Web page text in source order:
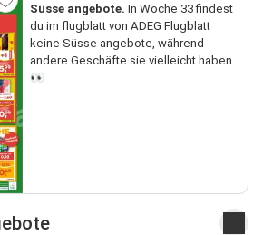
Süsse angebote. In Woche 33 findest
du im flugblatt von ADEG Flugblatt
keine Süsse angebote, während
andere Geschäfte sie vielleicht haben.
👀